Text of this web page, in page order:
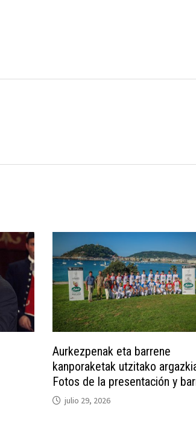
Aurkezpenak eta barrene
kanporaketak utzitako
Fotos de la presentación y
julio 29, 2026